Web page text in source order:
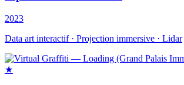
2023
Data art interactif · Projection immersive · Lidar
★